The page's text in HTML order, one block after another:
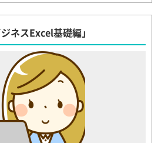
ネスExcel基礎編」